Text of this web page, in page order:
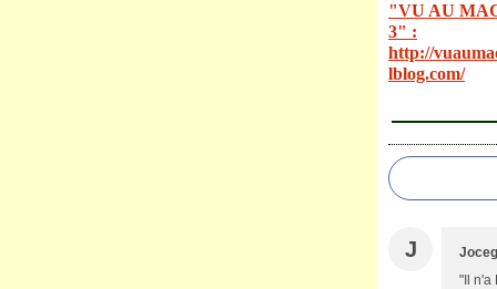
"VU AU
3" :
http://
lblog.com/
J
"Il n'a